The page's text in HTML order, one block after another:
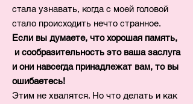
стала узнавать, когда с моей головой
стало происходить нечто странное.
Если вы думаете, что хорошая память,
и сообразительность это ваша заслуга
и они навсегда принадлежат вам, то вы
ошибаетесь!
Этим не хвалятся. Но что делать и как